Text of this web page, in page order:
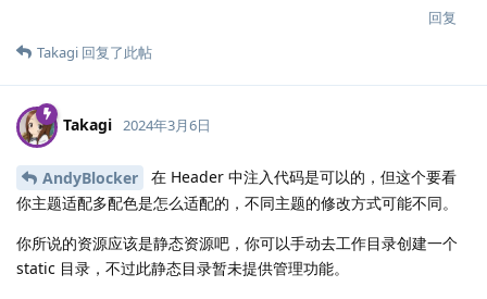
回复
Takagi 回复了此帖
Takagi 2024年3月6日
AndyBlocker
在 Header 中注入代码是可以的，但这个要看
你主题适配多配色是怎么适配的，不同主题的修改方式可能不同。
你所说的资源应该是静态资源吧，你可以手动去工作目录创建一个
static 目录，不过此静态目录暂未提供管理功能。